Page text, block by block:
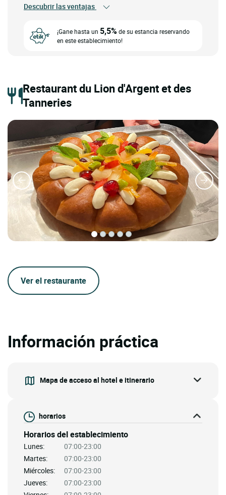
Descubrir las ventajas
¡Gane hasta un 5,5%de su estancia reservando
en este establecimiento!
Restaurant du Lion d'Argent et des
Tanneries
Ver el restaurante
Información práctica
Mapa de acceso al hotel e itinerario
horarios
Horarios del establecimiento
Lunes:
07:00-23:00
Martes:
07:00-23:00
Miércoles:
07:00-23:00
Jueves:
07:00-23:00